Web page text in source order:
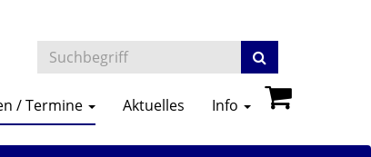
/ Termine Aktuelles Info